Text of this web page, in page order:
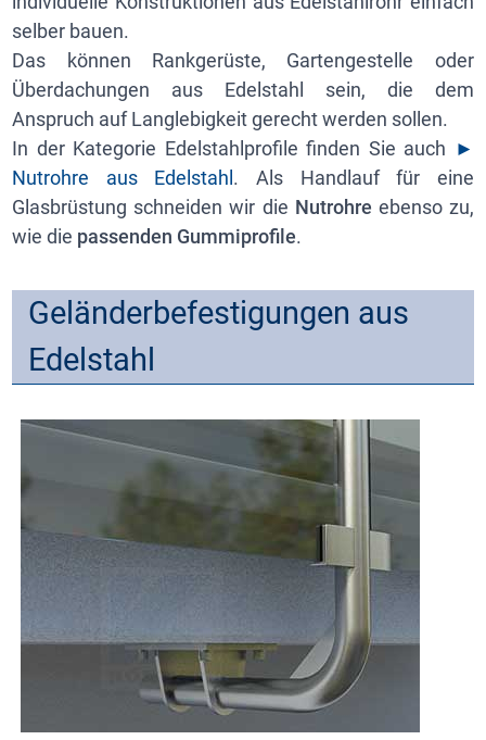
selber bauen.
Das können Rankgerüste, Gartengestelle oder
Überdachungen aus Edelstahl sein, die dem
Anspruch auf Langlebigkeit gerecht werden sollen.
In der Kategorie Edelstahlprofile finden Sie auch ►
Nutrohre aus Edelstahl . Als Handlauf für eine
Glasbrüstung schneiden wir die Nutrohre ebenso zu,
wie die passenden Gummiprofile.
Geländerbefestigungen aus
Edelstahl